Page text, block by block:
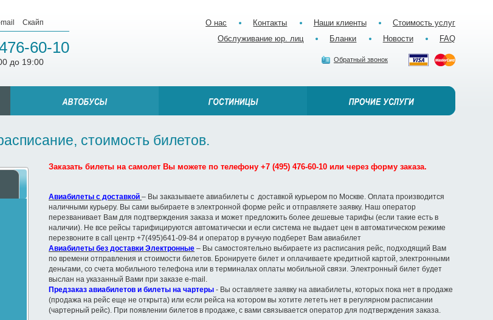
Скайп
60-10
до 19:00
О нас Контакты Наши клиенты
Стоимость услуг
Обслуживание юр. лиц
Бланки Новости FAQ
Обратный звонок
стоимость билетов.
Заказать билеты на самолет Вы можете по телефону +7 (495) 476-60-10 или через форму заказа.
Авиабилеты с доставкой – Вы заказываете авиабилеты с доставкой курьером по Москве. Оплата производится
наличными курьеру. Вы сами выбираете в электронной форме рейс и отправляете заявку. Наш оператор
перезванивает Вам для подтверждения заказа и может предложить более дешевые тарифы (если такие есть в
наличии). Не все рейсы тарифицируются автоматически и если система не выдает цен в автоматическом режиме
перезвоните в call центр +7(495)641-09-84 и оператор в ручную подберет Вам авиабилет
Авиабилеты без доставки Электронные – Вы самостоятельно выбираете из расписания рейс, подходящий Вам
по времени отправления и стоимости билетов. Бронируете билет и оплачиваете кредитной картой, электронными
деньгами, со счета мобильного телефона или в терминалах оплаты мобильной связи. Электронный билет будет
выслан на указанный Вами при заказе e-mail.
Предзаказ авиабилетов и билеты на чартеры - Вы оставляете заявку на авиабилеты, которых пока нет в продаже
(продажа на рейс еще не открыта) или если рейса на котором вы хотите лететь нет в регулярном расписании
(чартерный рейс). При появлении билетов в продаже, с вами связывается оператор для подтверждения заказа.